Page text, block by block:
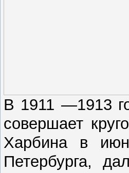
В 1911 —1913
совершает
Харбина в
Петербурга,